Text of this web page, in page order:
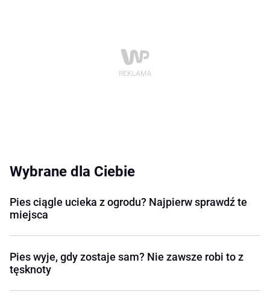
Wybrane dla Ciebie
Pies ciągle ucieka z ogrodu? Najpierw sprawdź te
miejsca
Pies wyje, gdy zostaje sam? Nie zawsze robi to z
tęsknoty